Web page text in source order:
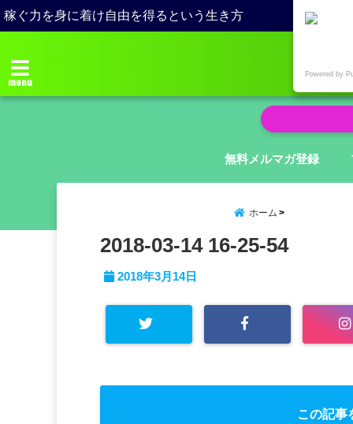
稼ぐ力を身に着け自由を得るという生き方
menu
無料メルマガ登録
ホーム
2018-03-14 16-25-54
2018年3月14日
この記事
Powered by